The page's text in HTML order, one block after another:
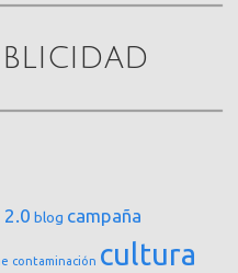
2.0 blog campaña
contaminación cultura